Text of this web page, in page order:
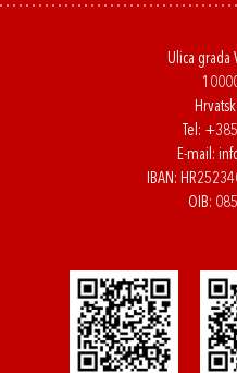
Ulica grada
Tel:
E-mail:
IBAN:
OIB: